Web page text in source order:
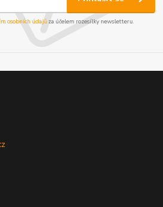
osobních údajůza účelem rozesílky newsletteru.